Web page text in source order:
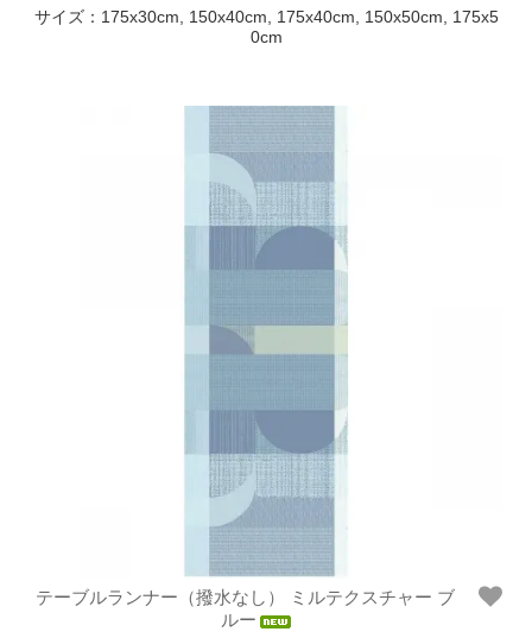
サイズ：175x30cm, 150x40cm, 175x40cm, 150x50cm, 175x5
0cm
テーブルランナー（撥水なし） ミルテクスチャー ブ
ルー